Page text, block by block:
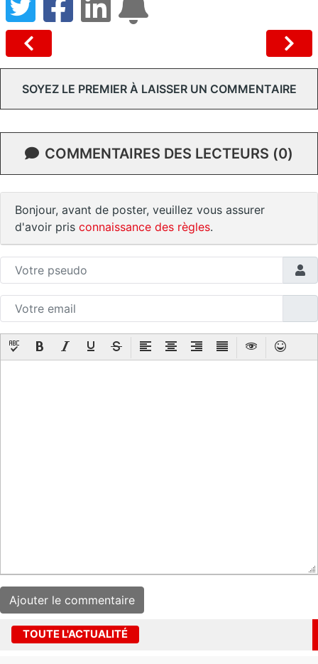
SOYEZ LE PREMIER À LAISSER UN COMMENTAIRE
COMMENTAIRES DES LECTEURS (0)
Bonjour, avant de poster, veuillez vous assurer
d'avoir pris connaissance des règles.
TOUTE L'ACTUALITÉ